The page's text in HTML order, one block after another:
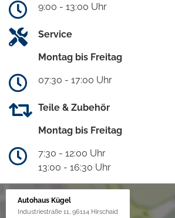
9:00 - 13:00 Uhr
Service
Montag bis Freitag
07:30 - 17:00 Uhr
Teile & Zubehör
Montag bis Freitag
7:30 - 12:00 Uhr
13:00 - 16:30 Uhr
Autohaus Kügel
Industriestraße 11, 96114 Hirschaid